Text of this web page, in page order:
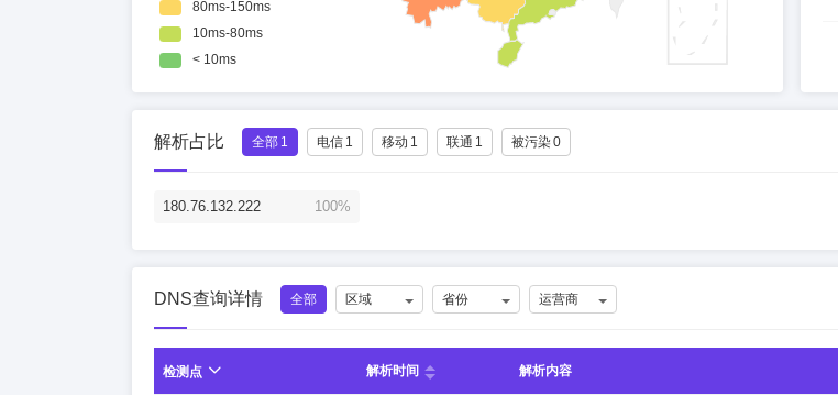
解析占比 全部 1 电信 1 移动 1 联通 1 被污染0
180.76.132.222 100%
DNS查询详情 全部 区域 省份 运营商
检测点 解析时间 解析内容